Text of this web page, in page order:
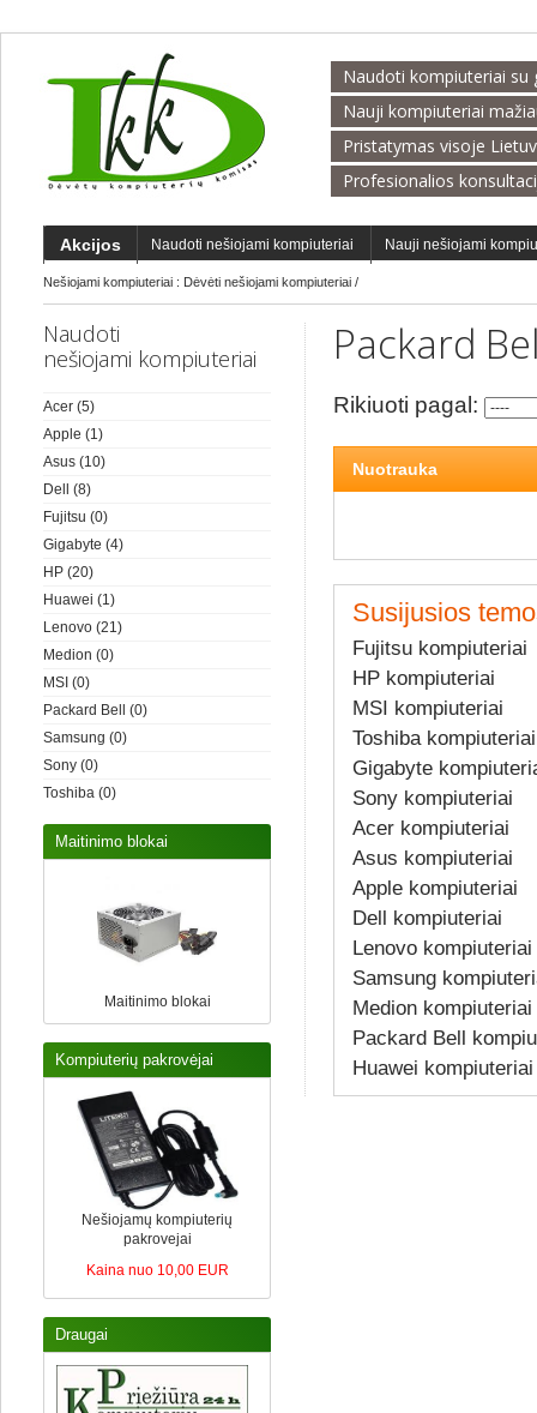
Naudoti kompiuteriai su
Nauji kompiuteriai
Pristatymas visoje
Profesionalios
Akcijos Naudoti nešiojami kompiuteriai Nauji nešiojami
Nešiojami kompiuteriai : Dėvėti nešiojami kompiuteriai /
Naudoti
nešiojami kompiuteriai
Acer (5)
Apple (1)
Asus (10)
Dell
(8)
Fujitsu (0)
Gigabyte (4)
HP (20)
Huawei (1)
Lenovo (21)
Medion (0)
MSI (0)
Packard Bell
(0)
Samsung (0)
Sony (0)
Toshiba (0)
Maitinimo blokai
Maitinimo blokai
Kompiuterių pakrovėjai
Nešiojamų kompiuterių
pakrovejai
Kaina nuo 10,00 EUR
Draugai
Packard
Rikiuoti pagal:
Nuotrauka
Susijusios
Fujitsu kompiuteriai
HP kompiuteriai
MSI kompiuteriai
Toshiba kompiuteriai
Gigabyte
Sony kompiuteriai
Acer kompiuteriai
Asus kompiuteriai
Apple kompiuteriai
Dell kompiuteriai
Lenovo kompiuteriai
Samsung
Medion kompiuteriai
Packard Bell
Huawei kompiuteriai